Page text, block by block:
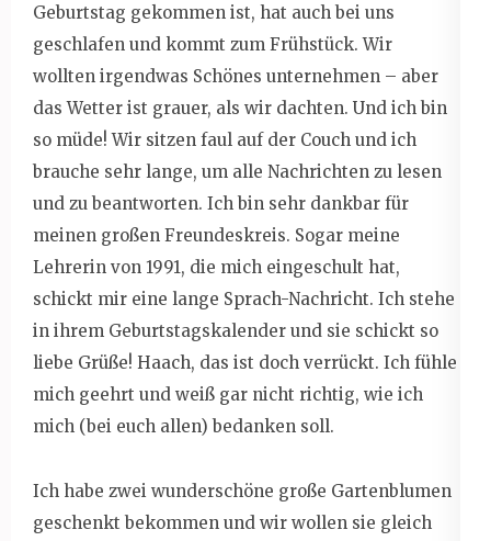
Geburtstag gekommen ist, hat auch bei uns
geschlafen und kommt zum Frühstück. Wir
wollten irgendwas Schönes unternehmen – aber
das Wetter ist grauer, als wir dachten. Und ich bin
so müde! Wir sitzen faul auf der Couch und ich
brauche sehr lange, um alle Nachrichten zu lesen
und zu beantworten. Ich bin sehr dankbar für
meinen großen Freundeskreis. Sogar meine
Lehrerin von 1991, die mich eingeschult hat,
schickt mir eine lange Sprach-Nachricht. Ich stehe
in ihrem Geburtstagskalender und sie schickt so
liebe Grüße! Haach, das ist doch verrückt. Ich fühle
mich geehrt und weiß gar nicht richtig, wie ich
mich (bei euch allen) bedanken soll.
Ich habe zwei wunderschöne große Gartenblumen
geschenkt bekommen und wir wollen sie gleich